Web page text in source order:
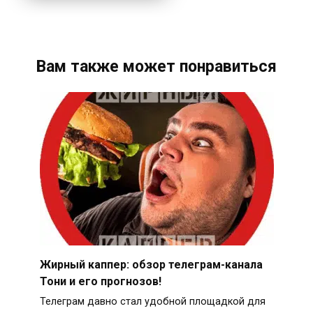
Вам также может понравиться
Жирный каппер: обзор телеграм-канала
Тони и его прогнозов!
Телеграм давно стал удобной площадкой для